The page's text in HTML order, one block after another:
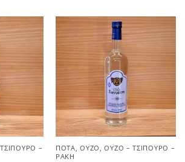
–
ΠΟΤΆ,ΟΎΖΟ ,ΟΎΖΟ – ΤΣΊΠΟΥΡΟ –
ΡΑΚΉ